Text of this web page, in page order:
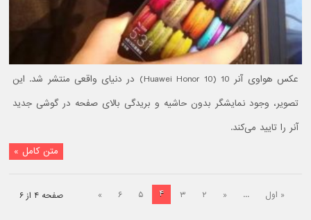
عکس هواوی آنر 10 (Huawei Honor 10) در دنیای واقعی منتشر شد. این
تصویر، وجود نمایشگر بدون حاشیه و بریدگی بالای صفحه در گوشی جدید
آنر را تایید می‌کند.
متن کامل »
صفحه ۴ از ۶ « اول ...
« ۲ ۳ ۴ ۵ ۶ »